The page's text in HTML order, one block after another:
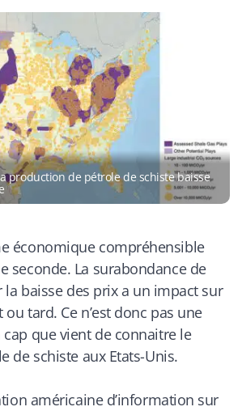
production de pétrole de schiste baisse
économique compréhensible
seconde. La surabondance de
la baisse des prix a un impact sur
tard. Ce n’est donc pas une
que vient de connaitre le
de schiste aux Etats-Unis.
américaine d’information sur